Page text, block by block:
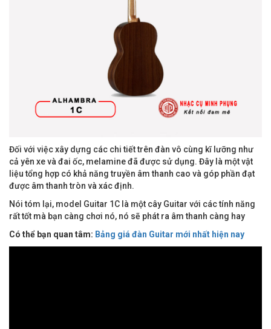
Đối với việc xây dựng các chi tiết trên đàn vô cùng kĩ lưỡng như
cả yên xe và đai ốc, melamine đã được sử dụng. Đây là một vật
liệu tổng hợp có khả năng truyền âm thanh cao và góp phần đạt
được âm thanh tròn và xác định.
Nói tóm lại, model Guitar 1C là một cây Guitar với các tính năng
rất tốt mà bạn càng chơi nó, nó sẽ phát ra âm thanh càng hay
Có thể bạn quan tâm: Bảng giá đàn Guitar mới nhất hiện nay